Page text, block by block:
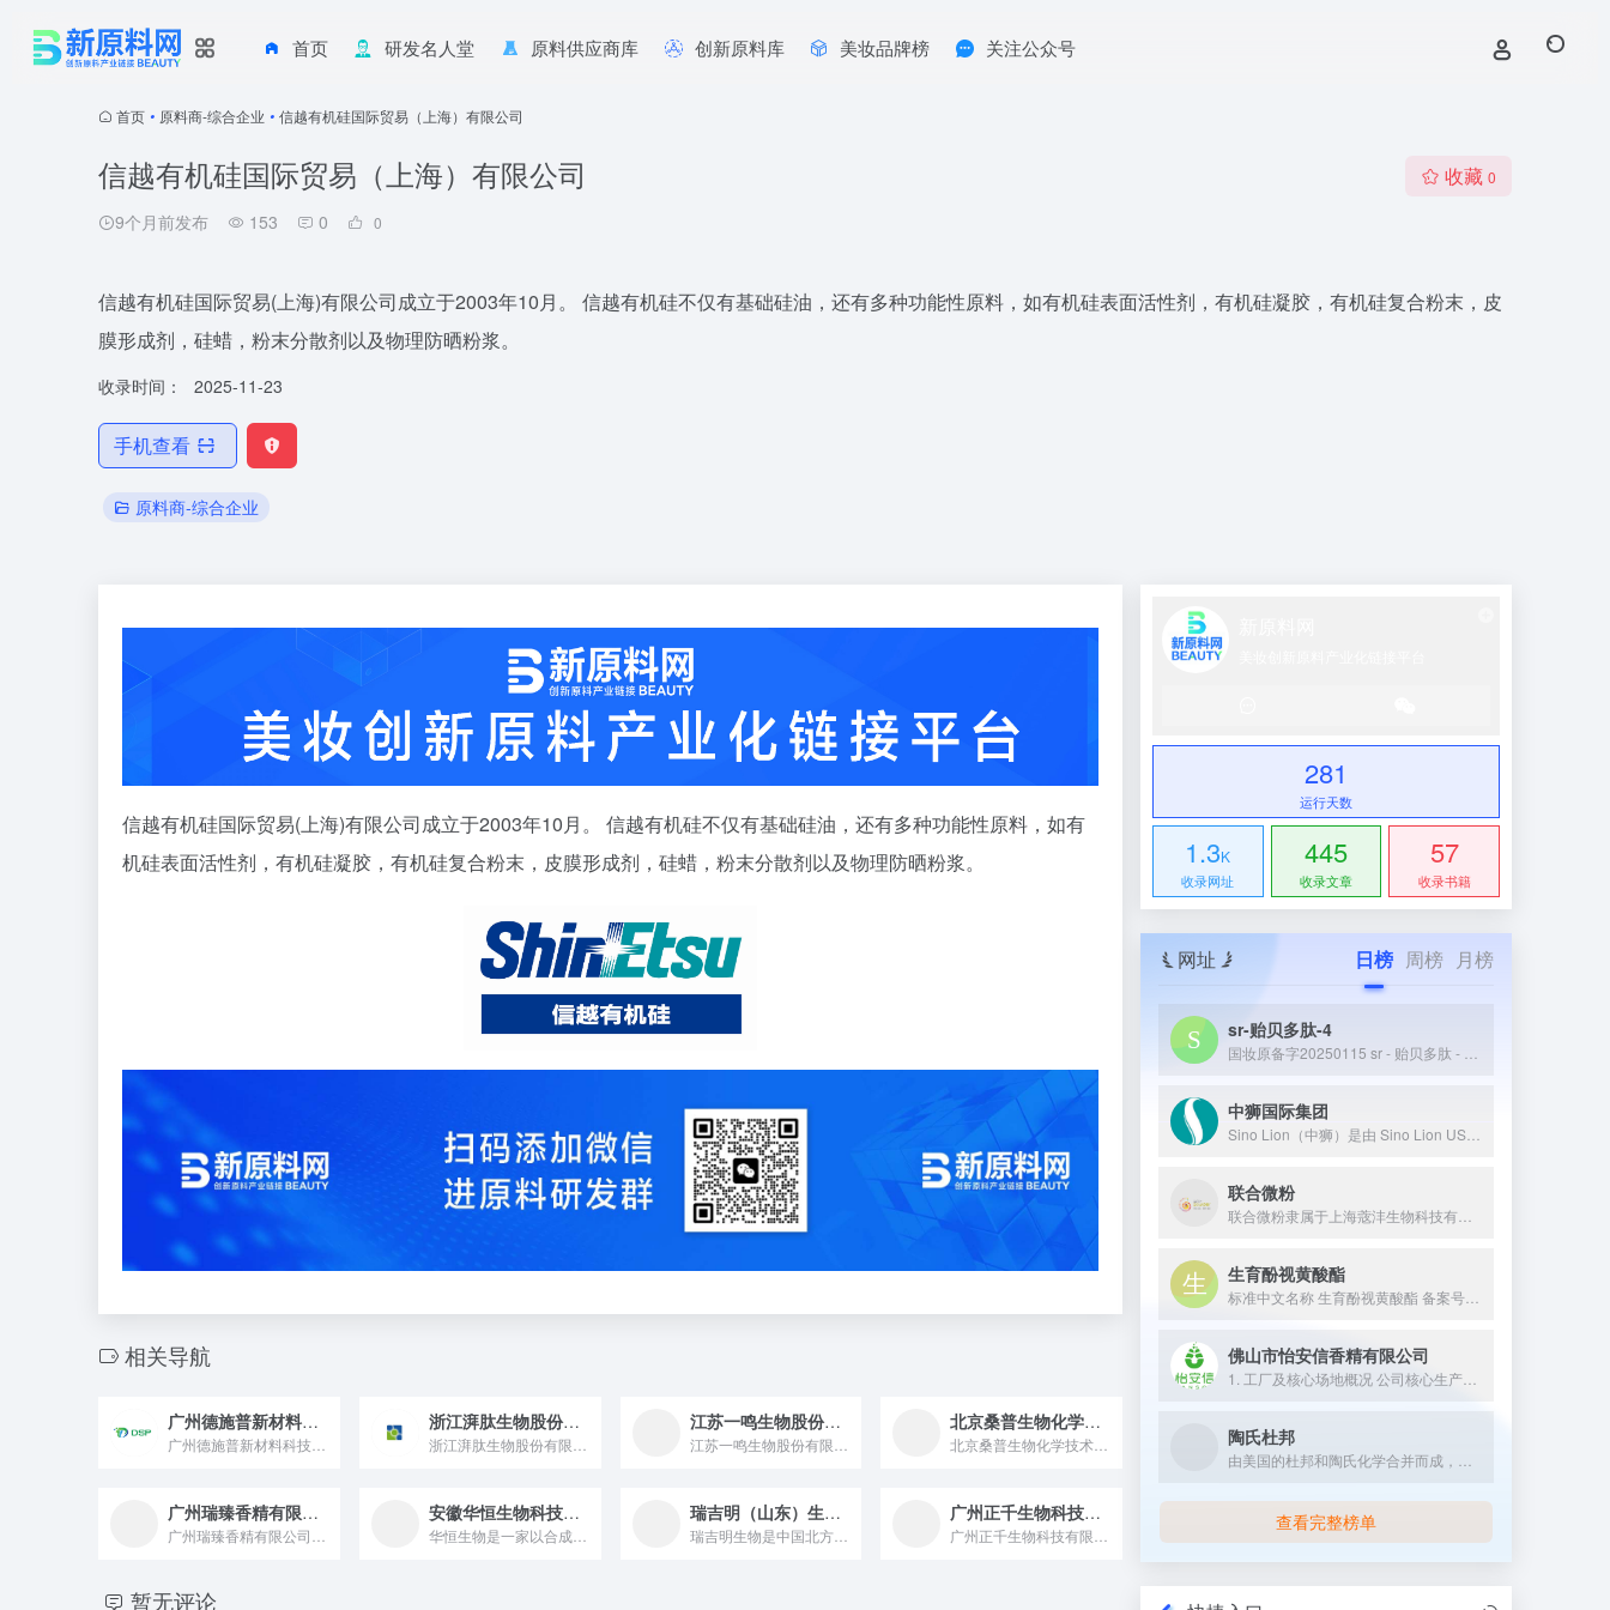
首页 研发名人堂 原料供应商库 创新原料库 美妆品牌榜 关注公众号
首页 • 原料商-综合企业 • 信越有机硅国际贸易（上海）有限公司
信越有机硅国际贸易（上海）有限公司
9个月前发布 153 0 0
收藏 0
信越有机硅国际贸易(上海)有限公司成立于2003年10月。 信越有机硅不仅有基础硅油，还有多种功能性原料，如有机硅表面活性剂，有机硅凝胶，有机硅复合粉末，皮
膜形成剂，硅蜡，粉末分散剂以及物理防晒粉浆。
收录时间： 2025-11-23
手机查看
原料商-综合企业
信越有机硅国际贸易(上海)有限公司成立于2003年10月。 信越有机硅不仅有基础硅油，还有多种功能性原料，如有
机硅表面活性剂，有机硅凝胶，有机硅复合粉末，皮膜形成剂，硅蜡，粉末分散剂以及物理防晒粉浆。
相关导航
广州德施普新材料科技有限公司 浙江湃肽生物股份有限公司 江苏一鸣生物股份有限公司 北京桑普生物化学技术有限公司
广州瑞臻香精有限公司 安徽华恒生物科技股份有限公司
华恒生物是一家以合成生物为核心的高新技术企业，专注绿色科技创...
瑞吉明（山东）生物科技有限公司
瑞吉明生物是中国北方创新型的功效型原料供应商与产品技术方案服...
广州正千生物科技有限公司
暂无评论
281
运行天数
1.3K
收录网址
445
收录文章
57
收录书籍
网址 日榜 周榜 月榜
sr-贻贝多肽-4
中狮国际集团
联合微粉
生育酚视黄酸酯
佛山市怡安信香精有限公司
陶氏杜邦
查看完整榜单